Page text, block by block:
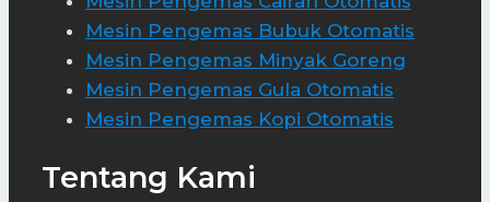
Mesin Pengemas Bubuk Otomatis
Mesin Pengemas Minyak Goreng
Mesin Pengemas Gula Otomatis
Mesin Pengemas Kopi Otomatis
Tentang Kami